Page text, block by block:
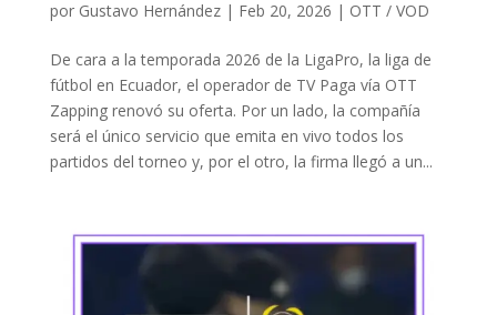
por Gustavo Hernández| Feb 20, 2026 | OTT / VOD
De cara a la temporada 2026 de la LigaPro, la liga de
fútbol en Ecuador, el operador de TV Paga vía OTT
Zapping renovó su oferta. Por un lado, la compañía
será el único servicio que emita en vivo todos los
partidos del torneo y, por el otro, la firma llegó a un...